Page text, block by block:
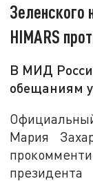
Зеленского
HIMARS
В МИД
обещаниям
Мария